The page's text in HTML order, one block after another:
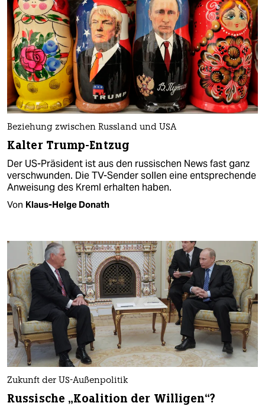
Beziehung zwischen Russland und USA
Kalter Trump-Entzug
Der US-Präsident ist aus den russischen News fast ganz
verschwunden. Die TV-Sender sollen eine entsprechende
Anweisung des Kreml erhalten haben.
Von Klaus-Helge Donath
Zukunft der US-Außenpolitik
Russische „Koalition der Willigen“?